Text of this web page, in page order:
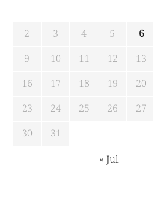
2
3 4 5 6
9
10 11 12 13
16
17 18 19 20
23
24 25 26 27
30
31
« Jul